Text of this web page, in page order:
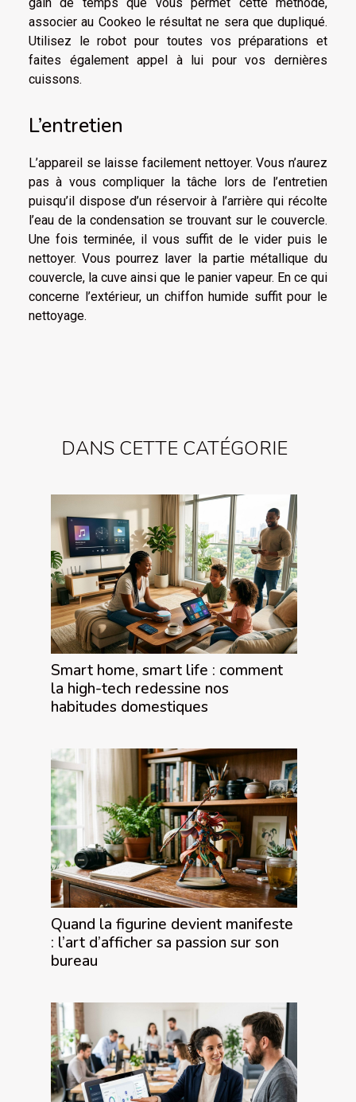
associer au Cookeo le résultat ne sera que dupliqué.
Utilisez le robot pour toutes vos préparations et
faites également appel à lui pour vos dernières
cuissons.
L’entretien
L’appareil se laisse facilement nettoyer. Vous n’aurez
pas à vous compliquer la tâche lors de l’entretien
puisqu’il dispose d’un réservoir à l’arrière qui récolte
l’eau de la condensation se trouvant sur le couvercle.
Une fois terminée, il vous suffit de le vider puis le
nettoyer. Vous pourrez laver la partie métallique du
couvercle, la cuve ainsi que le panier vapeur. En ce qui
concerne l’extérieur, un chiffon humide suffit pour le
nettoyage.
DANS CETTE CATÉGORIE
Smart home, smart life : comment
la high-tech redessine nos
habitudes domestiques
Quand la figurine devient manifeste
: l’art d’afficher sa passion sur son
bureau